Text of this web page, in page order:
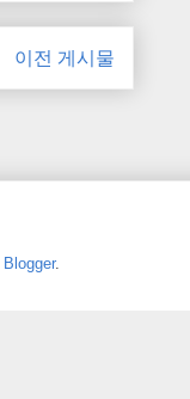
이전 게시물
Blogger.